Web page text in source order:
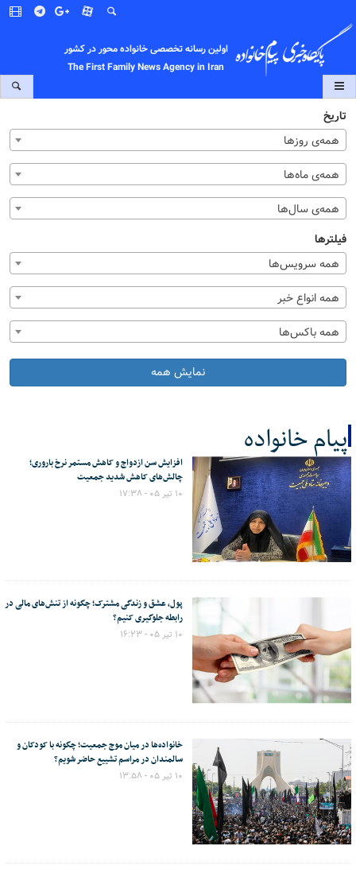
اولین رسانه تخصصی خانواده محور در کشور
The First Family News Agency in Iran
تاریخ
همه‌ی روزها
همه‌ی ماه‌ها
همه‌ی سال‌ها
فیلترها
همه سرویس‌ها
همه انواع خبر
همه باکس‌ها
نمایش همه
پیام خانواده
کل اخبار:15313
افزایش سن ازدواج و کاهش مستمر نرخ باروری؛
چالش‌های کاهش شدید جمعیت
۱۰ تیر ۰۵ - ۱۷:۳۸
پول، عشق و زندگی مشترک؛ چگونه از تنش‌های مالی در
رابطه جلوگیری کنیم؟
۱۰ تیر ۰۵ - ۱۶:۲۳
خانواده‌ها در میان موج جمعیت؛ چگونه با کودکان و
سالمندان در مراسم تشییع حاضر شویم؟
۱۰ تیر ۰۵ - ۱۳:۵۸